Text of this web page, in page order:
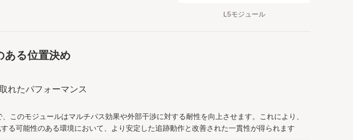
L5モジュール
ある位置決め
れたパフォーマンス
このモジュールはマルチパス効果や外部干渉に対する耐性を向上させます。これにより、
る可能性のある環境において、より安定した追跡動作と改善された一貫性が得られます